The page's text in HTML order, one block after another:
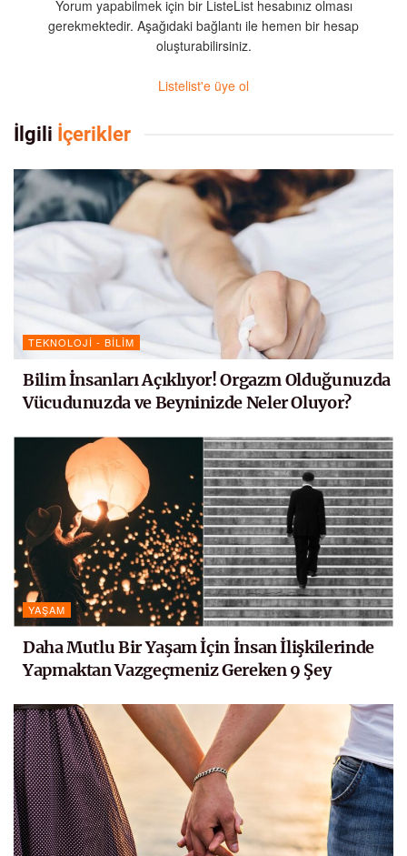
Yorum yapabilmek için bir ListeList hesabınız olması
gerekmektedir. Aşağıdaki bağlantı ile hemen bir hesap
oluşturabilirsiniz.
Listelist'e üye ol
İlgili İçerikler
TEKNOLOJI - BILIM
Bilim İnsanları Açıklıyor! Orgazm Olduğunuzda
Vücudunuzda ve Beyninizde Neler Oluyor?
YAŞAM
Daha Mutlu Bir Yaşam İçin İnsan İlişkilerinde
Yapmaktan Vazgeçmeniz Gereken 9 Şey